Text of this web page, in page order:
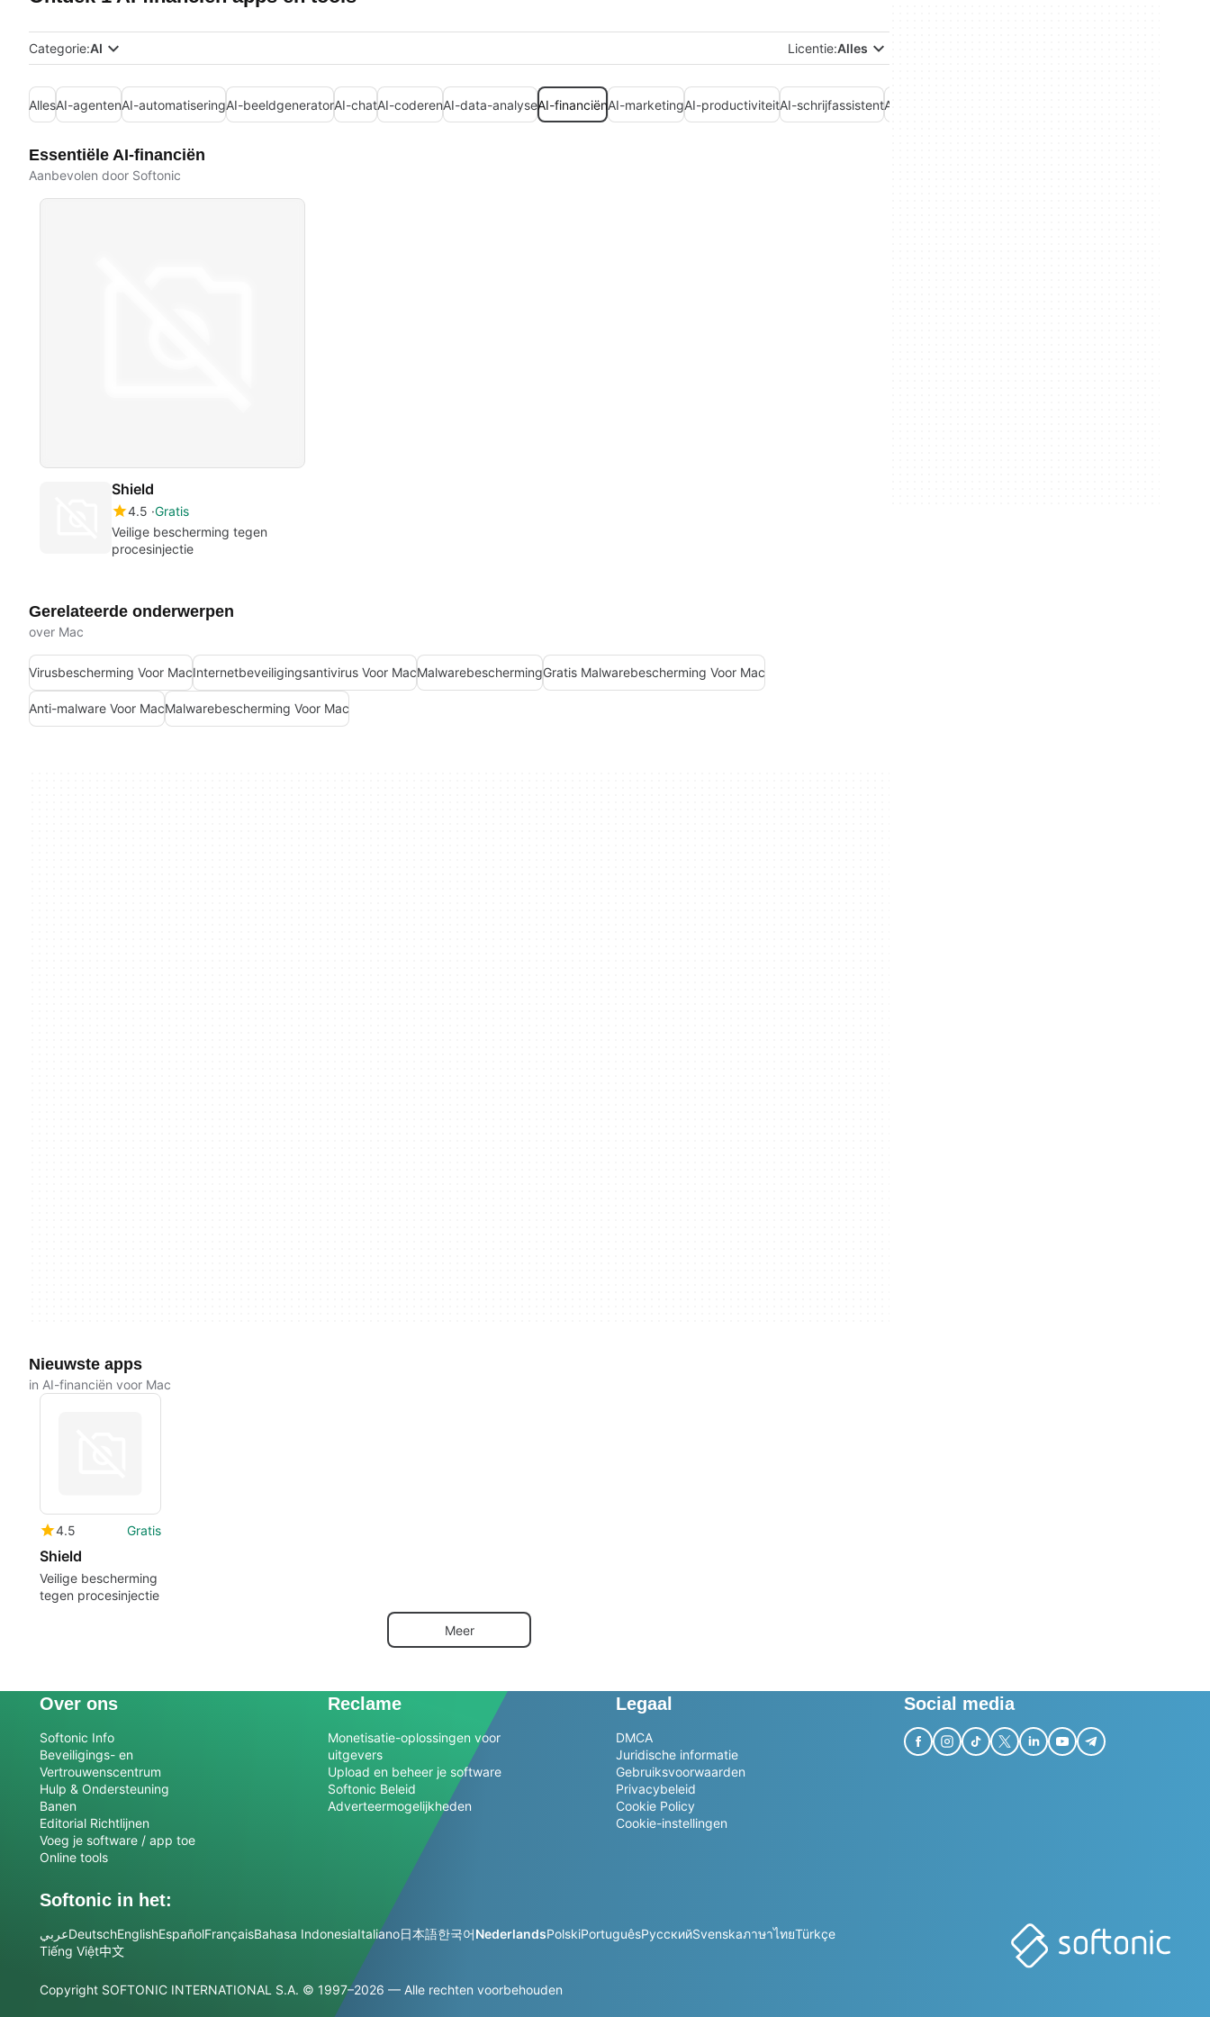
Categorie:AI Licentie:Alles
AllesAI-agentenAI-automatiseringAI-beeldgeneratorAI-chatAI-coderenAI-data-analyseAI-financiënAI-marketingAI-productiviteitAI-schrijfassistentAI-stemgenerator
Essentiële AI-financiën
Aanbevolen door Softonic
Shield
4.5 Gratis
Veilige bescherming tegen
procesinjectie
Gerelateerde onderwerpen
over Mac
Virusbescherming Voor MacInternetbeveiligingsantivirus Voor MacMalwarebeschermingGratis Malwarebescherming Voor Mac
Anti-malware Voor MacMalwarebescherming Voor Mac
Nieuwste apps
in AI-financiën voor Mac
4.5 Gratis
Shield
Veilige bescherming
tegen procesinjectie
Meer
Over ons
Softonic Info
Beveiligings- en
Vertrouwenscentrum
Hulp & Ondersteuning
Banen
Editorial Richtlijnen
Voeg je software / app toe
Online tools
Reclame
Monetisatie-oplossingen voor
uitgevers
Upload en beheer je software
Softonic Beleid
Adverteermogelijkheden
Legaal
DMCA
Juridische informatie
Gebruiksvoorwaarden
Privacybeleid
Cookie Policy
Cookie-instellingen
Social media
Softonic in het:
عربيDeutschEnglishEspañolFrançaisBahasa IndonesiaItaliano日本語한국어NederlandsPolskiPortuguêsРусскийSvenskaภาษาไทยTürkçe
Tiếng Việt中文
Copyright SOFTONIC INTERNATIONAL S.A. © 1997–2026 — Alle rechten voorbehouden